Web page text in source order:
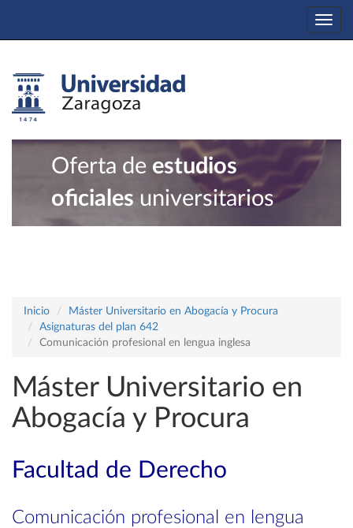
Oferta de estudios
oficiales universitarios
Inicio
Máster Universitario en Abogacía y Procura
Asignaturas del plan 642
Comunicación profesional en lengua inglesa
Máster Universitario en
Abogacía y Procura
Facultad de Derecho
Comunicación profesional en lengua